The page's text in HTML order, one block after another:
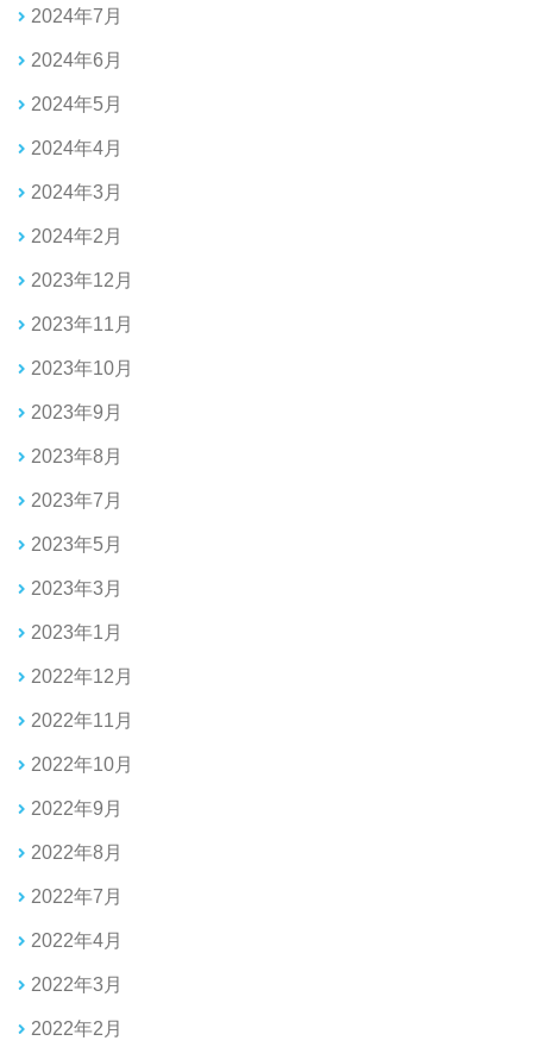
2024年7月
2024年6月
2024年5月
2024年4月
2024年3月
2024年2月
2023年12月
2023年11月
2023年10月
2023年9月
2023年8月
2023年7月
2023年5月
2023年3月
2023年1月
2022年12月
2022年11月
2022年10月
2022年9月
2022年8月
2022年7月
2022年4月
2022年3月
2022年2月